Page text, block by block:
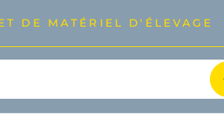
DE MATÉRIEL D'ÉLEVAGE